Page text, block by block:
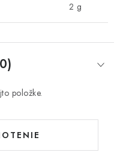
2 g
položke.